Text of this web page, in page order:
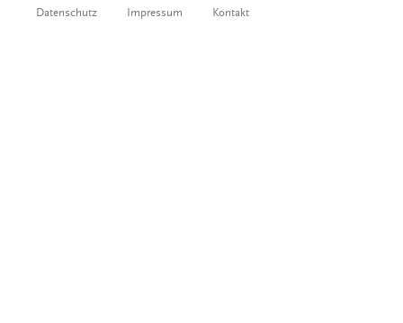
Datenschutz
Impressum Kontakt